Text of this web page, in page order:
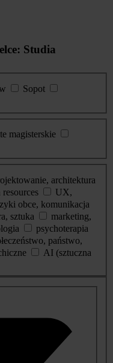
Studia
Sopot
magisterskie
architektura
resources
UX,
obce, komunikacja
sztuka
marketing,
psychoterapia
państwo,
AI (sztuczna